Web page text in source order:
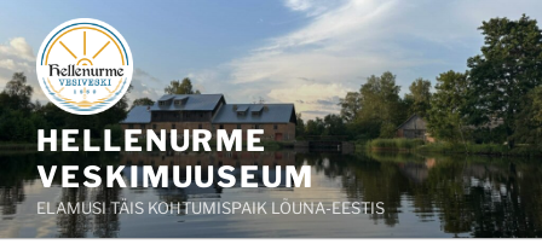
sisu
juurde
HELLENURME
VESKIMUUSEUM
ELAMUSI TÄIS KOHTUMISPAIK LÕUNA-EESTIS